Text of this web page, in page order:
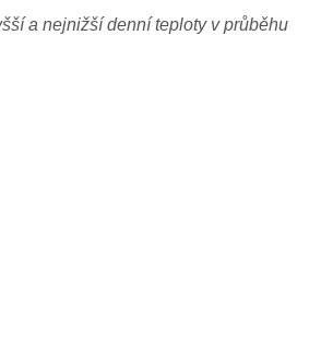
a nejnižší denní teploty v průběhu